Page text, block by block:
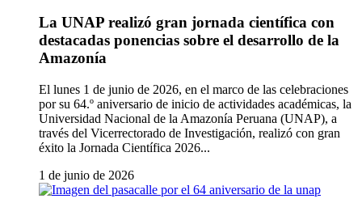
La UNAP realizó gran jornada científica con
destacadas ponencias sobre el desarrollo de la
Amazonía
El lunes 1 de junio de 2026, en el marco de las celebraciones
por su 64.º aniversario de inicio de actividades académicas, la
Universidad Nacional de la Amazonía Peruana (UNAP), a
través del Vicerrectorado de Investigación, realizó con gran
éxito la Jornada Científica 2026...
1 de junio de 2026